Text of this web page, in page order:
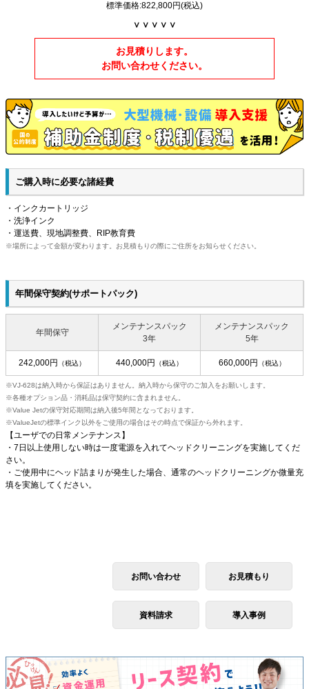
標準価格:822,800円(税込)
∨ ∨ ∨ ∨ ∨
お見積りします。
お問い合わせください。
ご購入時に必要な諸経費
・インクカートリッジ
・洗浄インク
・運送費、現地調整費、RIP教育費
※場所によって金額が変わります。お見積もりの際にご住所をお知らせください。
年間保守契約(サポートパック)
年間保守
メンテナンスパック
3年
メンテナンスパック
5年
242,000円 （税込） 440,000円 （税込） 660,000円 （税込）
VJ-628は納入時から保証はありません。納入時から保守のご加入をお願いします。
各種オプション品・消耗品は保守契約に含まれません。
Value Jetの保守対応期間は納入後5年間となっております。
ValueJetの標準インク以外をご使用の場合はその時点で保証から外れます。
【ユーザでの日常メンテナンス】
・7日以上使用しない時は一度電源を入れてヘッドクリーニングを実施してくだ
さい。
・ご使用中にヘッド詰まりが発生した場合、通常のヘッドクリーニングか微量充
填を実施してください。
お問い合わせ お見積もり
資料請求 導入事例